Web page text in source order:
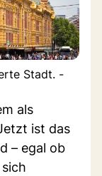
Stadt. -
als
ist das
– egal ob